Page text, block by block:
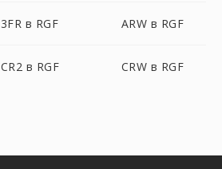
3FR в RGF ARW в RGF
CR2 в RGF CRW в RGF